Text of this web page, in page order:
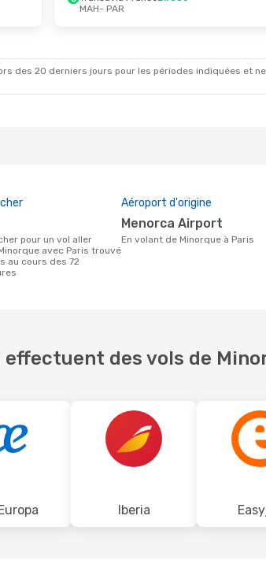
- Jeu. 3 Sept.
- MAH
MAH- PAR
des 20 derniers jours pour les périodes indiquées et
avec Paris trouvé
au cours des 72
Aéroport d'origine
Menorca Airport
En volant de Minorque à Paris
des vols de
Iberia